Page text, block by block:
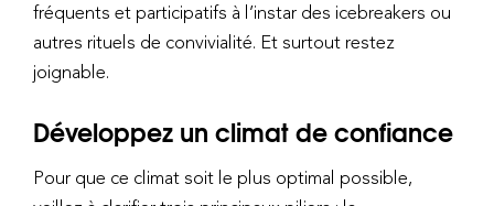
fréquents et participatifs à l’instar des icebreakers ou
autres rituels de convivialité. Et surtout restez
joignable.
Développez un climat de confiance
Pour que ce climat soit le plus optimal possible,